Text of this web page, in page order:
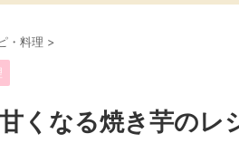
・料理 >
くなる焼き芋のレ